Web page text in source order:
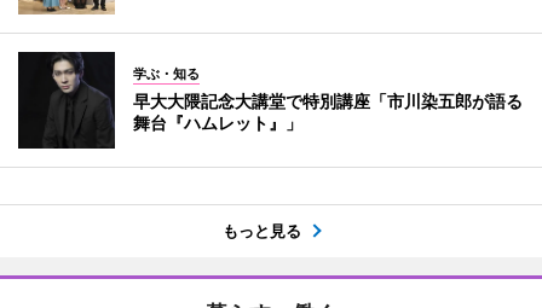
学ぶ・知る
早大大隈記念大講堂で特別講座「市川染五郎が語る
舞台『ハムレット』」
もっと見る